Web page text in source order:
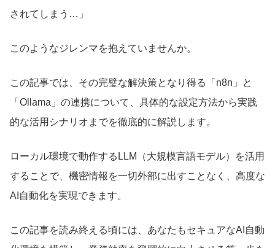
されてしまう…」
このようなジレンマを抱えていませんか。
この記事では、その完璧な解決策となり得る「n8n」と
「Ollama」の連携について、具体的な設定方法から実践
的な活用シナリオまでを徹底的に解説します。
ローカル環境で動作するLLM（大規模言語モデル）を活用
することで、機密情報を一切外部に出すことなく、高度な
AI自動化を実現できます。
この記事を読み終える頃には、あなたもセキュアなAI自動